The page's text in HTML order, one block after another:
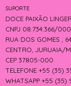
SUPORTE
DOCE PAIXÃO
CNPJ 08.734.366/
RUA DOS GOMES ,
CENTRO, JURUAIA/
CEP 37805-000
TELEFONE +55 (35)
WHATSAPP +55 (35)